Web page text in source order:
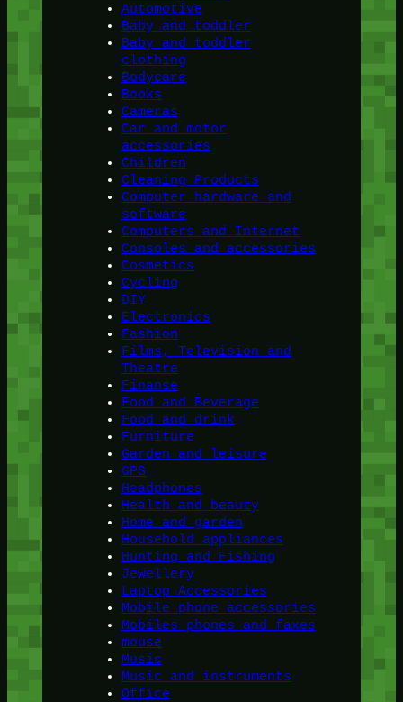
Automotive
Baby and toddler
Baby and toddler
clothing
Bodycare
Books
Cameras
Car and motor
accessories
Children
Cleaning Products
Computer hardware and
software
Computers and Internet
Consoles and accessories
Cosmetics
Cycling
DIY
Electronics
Fashion
Films, Television and
Theatre
Finanse
Food and Beverage
Food and drink
Furniture
Garden and leisure
GPS
Headphones
Health and beauty
Home and garden
Household appliances
Hunting and Fishing
Jewellery
Laptop Accessories
Mobile phone accessories
Mobiles phones and faxes
mouse
Music
Music and instruments
Office